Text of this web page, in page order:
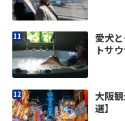
愛犬
トサ
大阪
選】